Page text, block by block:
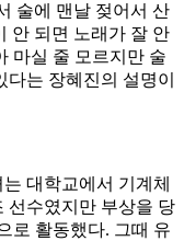
술에 맨날 젖어서 산
안 되면 노래가 잘 안
마실 줄 모르지만 술
는 장혜진의 설명이
대학교에서 기계체
선수였지만 부상을 당
로 활동했다. 그때 유